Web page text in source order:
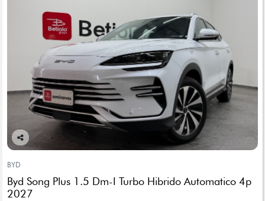
Co
arti
lhe
BYD
Byd Song Plus 1.5 Dm-I Turbo Hibrido Automatico 4p
2027